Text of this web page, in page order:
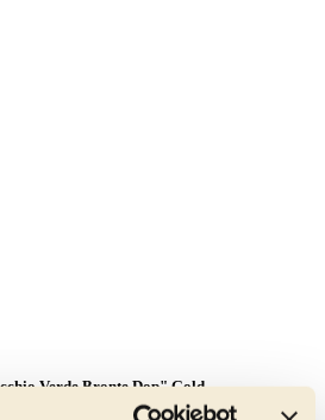
Verde Bronte Dop" Gold